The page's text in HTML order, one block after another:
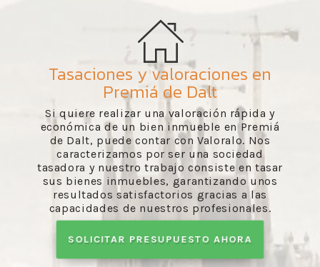
Tasaciones y valoraciones en
Premiá de Dalt
Si quiere realizar una valoración rápida y
económica de un bien inmueble en Premiá
de Dalt, puede contar con Valoralo. Nos
caracterizamos por ser una sociedad
tasadora y nuestro trabajo consiste en tasar
sus bienes inmuebles, garantizando unos
resultados satisfactorios gracias a las
capacidades de nuestros profesionales.
SOLICITAR PRESUPUESTO AHORA